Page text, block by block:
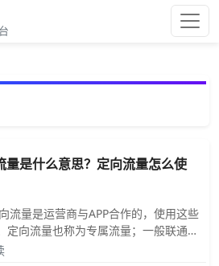
量是什么意思？定向流量怎么使
流量是运营商与APP合作的，使用这些
定向流量也称为专属流量；一般联通的
动和电信基本上都会包含30G的定向流